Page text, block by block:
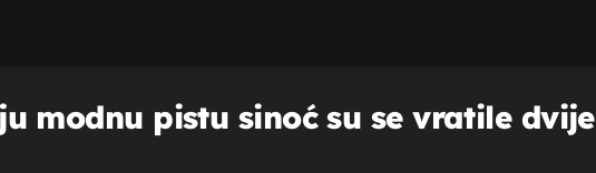
modnu pistu sinoć su se vratile dvije